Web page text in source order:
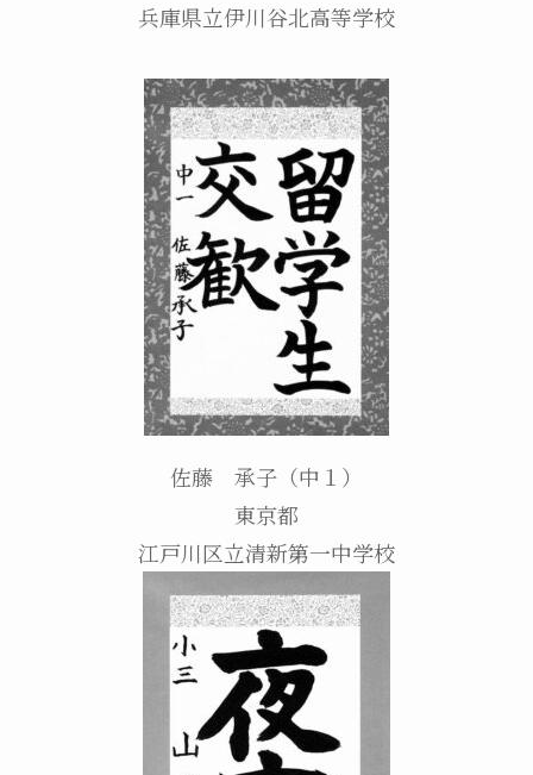
兵庫県立伊川谷北高等学校
佐藤 承子（中１）
東京都
江戸川区立清新第一中学校